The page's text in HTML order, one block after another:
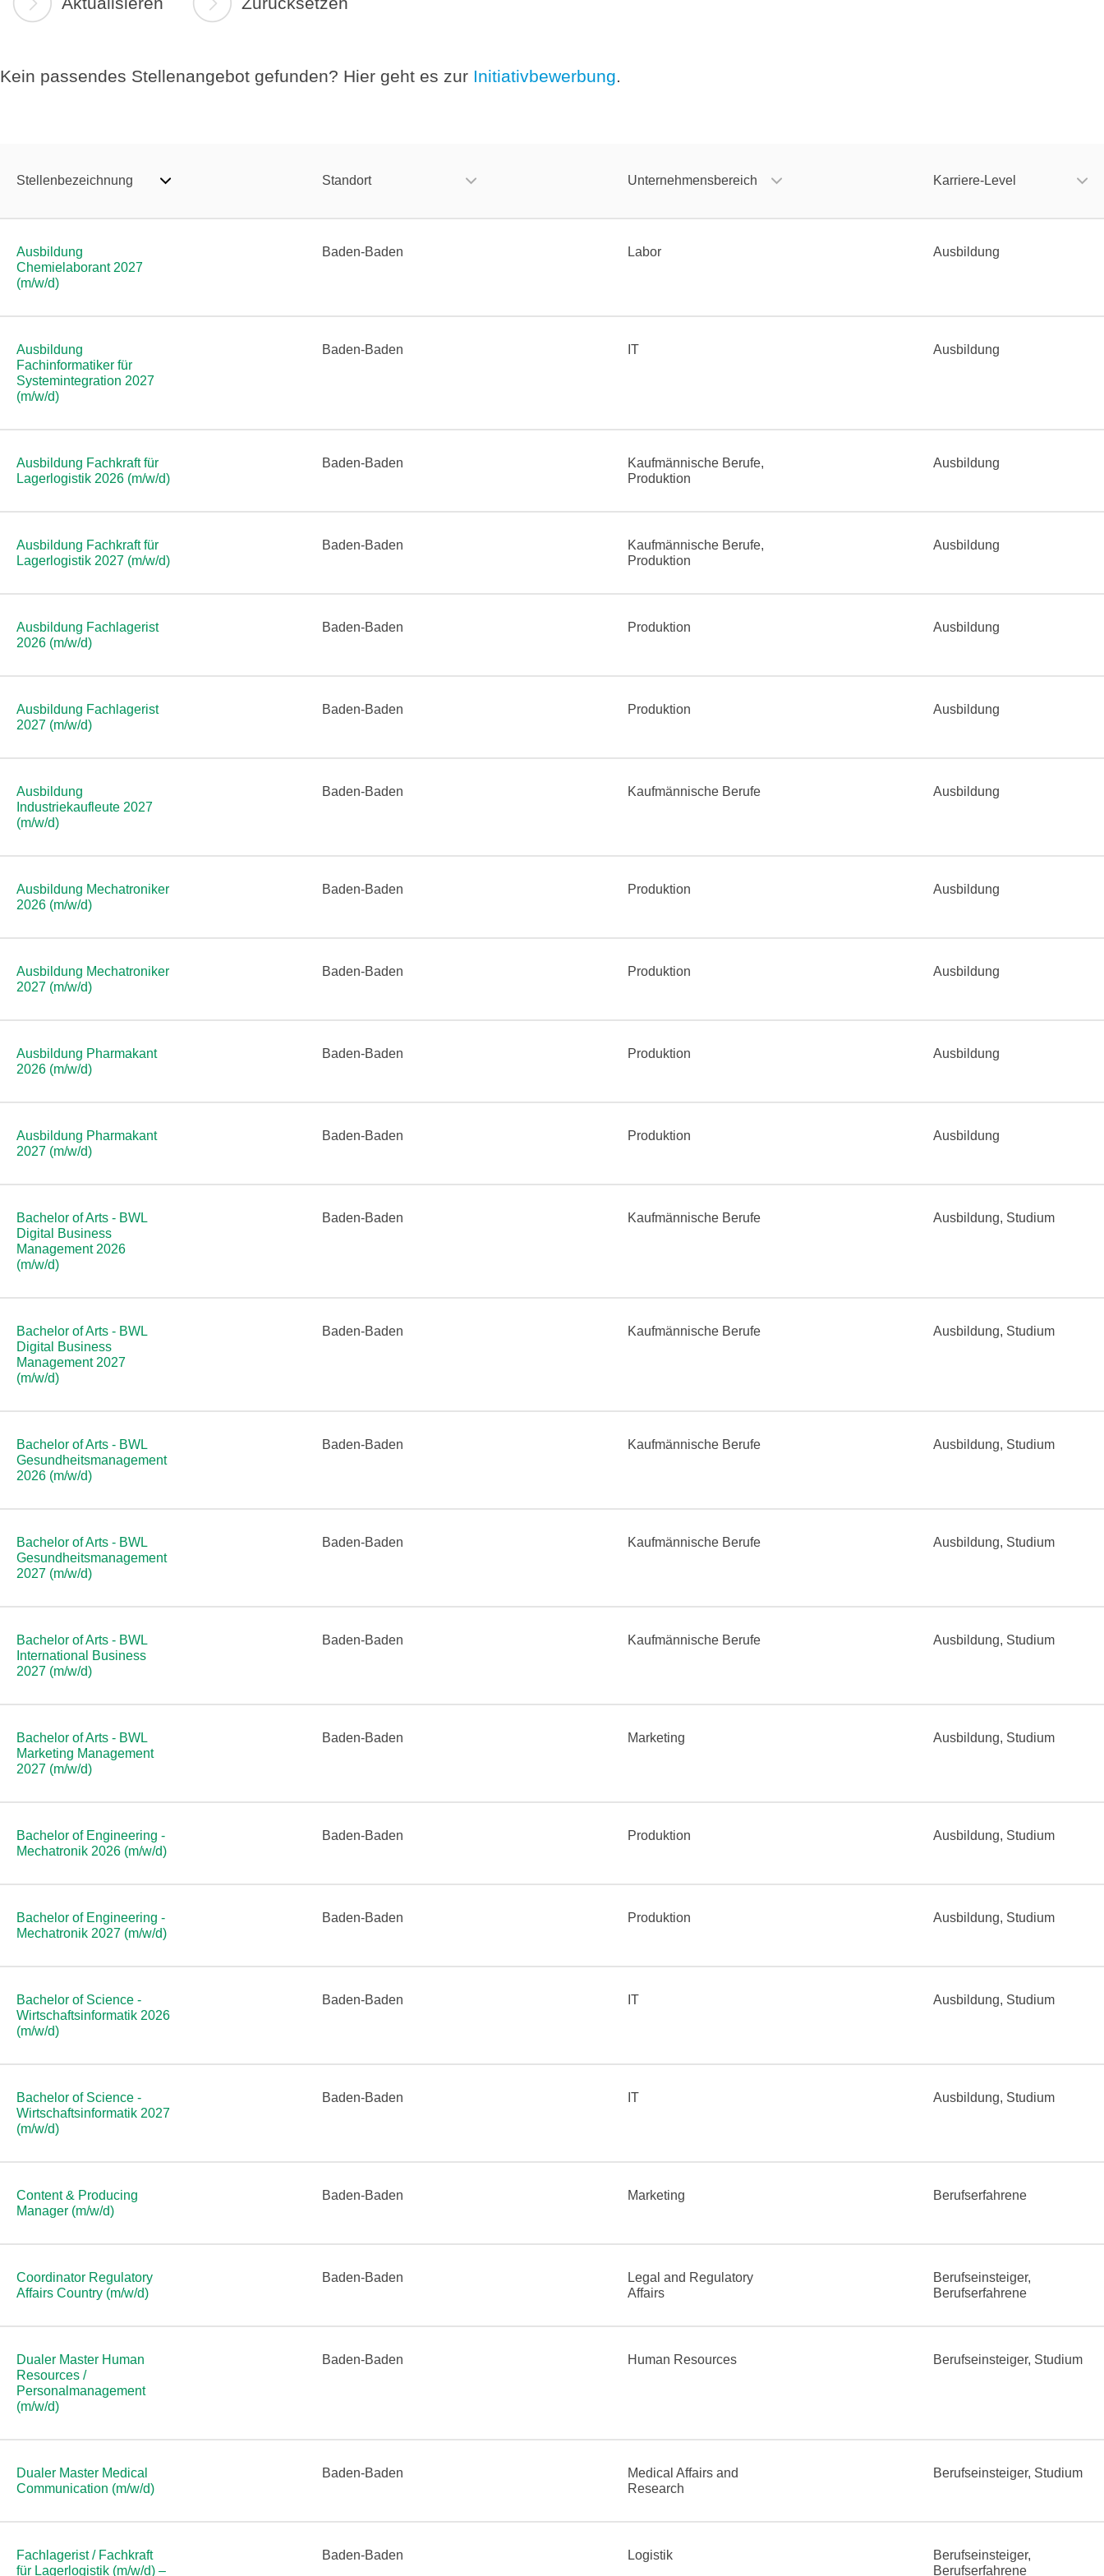
Kein passendes Stellenangebot gefunden? Hier geht es zur Initiativbewerbung.
Stellenbezeichnung Standort Unternehmensbereich Karriere-Level
Ausbildung
Chemielaborant 2027
(m/w/d)
Baden-Baden Labor Ausbildung
Ausbildung
Fachinformatiker für
Systemintegration 2027
(m/w/d)
Baden-Baden IT Ausbildung
Ausbildung Fachkraft für
Lagerlogistik 2026 (m/w/d)
Baden-Baden
Kaufmännische Berufe,
Produktion
Ausbildung
Ausbildung Fachkraft für
Lagerlogistik 2027 (m/w/d)
Baden-Baden
Kaufmännische Berufe,
Produktion
Ausbildung
Ausbildung Fachlagerist
2026 (m/w/d)
Baden-Baden Produktion Ausbildung
Ausbildung Fachlagerist
2027 (m/w/d)
Baden-Baden Produktion Ausbildung
Ausbildung
Industriekaufleute 2027
(m/w/d)
Baden-Baden Kaufmännische Berufe Ausbildung
Ausbildung Mechatroniker
2026 (m/w/d)
Baden-Baden Produktion Ausbildung
Ausbildung Mechatroniker
2027 (m/w/d)
Baden-Baden Produktion Ausbildung
Ausbildung Pharmakant
2026 (m/w/d)
Baden-Baden Produktion Ausbildung
Ausbildung Pharmakant
2027 (m/w/d)
Baden-Baden Produktion Ausbildung
Bachelor of Arts - BWL
Digital Business
Management 2026
(m/w/d)
Baden-Baden Kaufmännische Berufe Ausbildung, Studium
Bachelor of Arts - BWL
Digital Business
Management 2027
(m/w/d)
Baden-Baden Kaufmännische Berufe Ausbildung, Studium
Bachelor of Arts - BWL
Gesundheitsmanagement
2026 (m/w/d)
Baden-Baden Kaufmännische Berufe Ausbildung, Studium
Bachelor of Arts - BWL
Gesundheitsmanagement
2027 (m/w/d)
Baden-Baden Kaufmännische Berufe Ausbildung, Studium
Bachelor of Arts - BWL
International Business
2027 (m/w/d)
Baden-Baden Kaufmännische Berufe Ausbildung, Studium
Bachelor of Arts - BWL
Marketing Management
2027 (m/w/d)
Baden-Baden Marketing Ausbildung, Studium
Bachelor of Engineering -
Mechatronik 2026 (m/w/d)
Baden-Baden Produktion Ausbildung, Studium
Bachelor of Engineering -
Mechatronik 2027 (m/w/d)
Baden-Baden Produktion Ausbildung, Studium
Bachelor of Science -
Wirtschaftsinformatik 2026
(m/w/d)
Baden-Baden IT Ausbildung, Studium
Bachelor of Science -
Wirtschaftsinformatik 2027
(m/w/d)
Baden-Baden IT Ausbildung, Studium
Content & Producing
Manager (m/w/d)
Baden-Baden Marketing Berufserfahrene
Coordinator Regulatory
Affairs Country (m/w/d)
Baden-Baden
Legal and Regulatory
Affairs
Berufseinsteiger,
Berufserfahrene
Dualer Master Human
Resources /
Personalmanagement
(m/w/d)
Baden-Baden Human Resources Berufseinsteiger, Studium
Dualer Master Medical
Communication (m/w/d)
Baden-Baden
Medical Affairs and
Research
Berufseinsteiger, Studium
Fachlagerist / Fachkraft
für Lagerlogistik (m/w/d) –
Baden-Baden Logistik
Berufseinsteiger,
Berufserfahrene